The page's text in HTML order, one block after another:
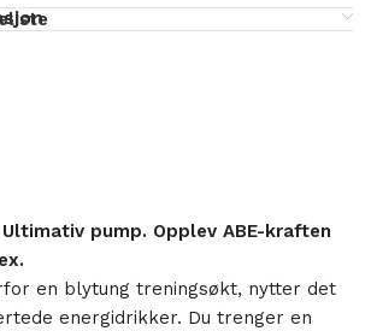
pump. Opplev ABE-kraften
en blytung treningsøkt, nytter det
energidrikker. Du trenger en